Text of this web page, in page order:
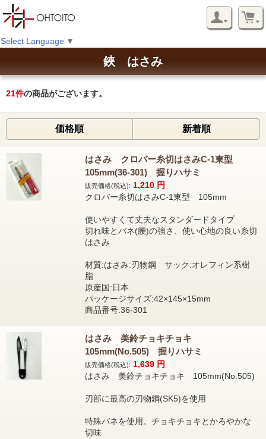
Select Language ▼
鋏 はさみ
21件の商品がございます。
価格順 新着順
はさみ クロバー糸切はさみC-1東型
105mm(36-301) 握りハサミ
販売価格(税込): 1,210 円
クロバー糸切はさみC-1東型 105mm
使いやすくて丈夫なスタンダードタイプ
切れ味とバネ(腰)の強さ、使い心地の良い糸切
はさみ
材質:はさみ:刃物鋼 サック:オレフィン系樹
脂
原産国:日本
パッケージサイズ:42×145×15mm
商品番号:36-301
はさみ 美鈴チョキチョキ
105mm(No.505) 握りハサミ
販売価格(税込): 1,639 円
はさみ 美鈴チョキチョキ 105mm(No.505)
刃部に最高の刃物鋼(SK5)を使用
特殊バネを使用。チョキチョキとかろやかな
切味